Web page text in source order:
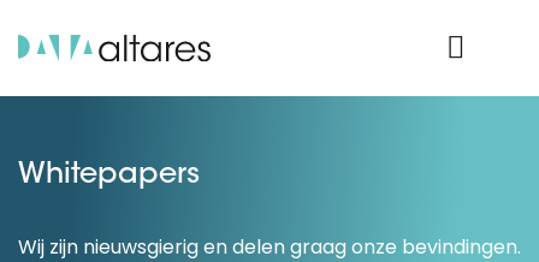
Whitepapers
Wij zijn nieuwsgierig en delen graag onze bevindingen.